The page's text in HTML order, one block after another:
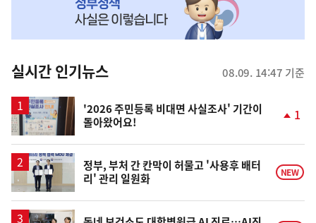
뉴
스
실시간 인기뉴스 08.09. 14:47 기준
'2026 주민등록 비대면 사실조사' 기간이
돌아왔어요!
상
승
1
정부, 부처 간 칸막이 허물고 '사용후 배터
리' 관리 일원화
NEW